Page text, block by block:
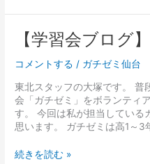
【学習会ブログ
コメントする / ガチゼミ仙台
東北スタッフの大塚です。 普
会「ガチゼミ」をボランティ
す。 今回は私が担当している
思います。 ガチゼミは高1～3
【学
会
ロ
グ】
ガ
チ
ミ
続きを読む »